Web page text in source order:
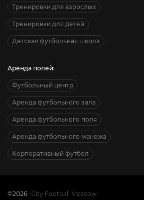
Тренировки для взрослых
Тренировки для детей
Детская футбольная школа
Аренда полей:
Футбольный центр
Аренда футбольного зала
Аренда футбольного поля
Аренда футбольного манежа
Корпоративный футбол
©2026 City Football Moscow